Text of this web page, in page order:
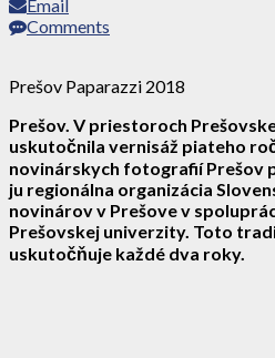
Email
Comments
Prešov Paparazzi 2018
Prešov. V priestoroch
uskutočnila vernisáž piateho
novinárskych fotografií Prešov
ju regionálna organizácia
novinárov v Prešove v
Prešovskej univerzity. Toto
uskutočňuje každé dva roky.